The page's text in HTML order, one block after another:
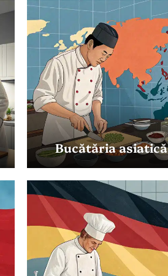
Bucătăria asiatică